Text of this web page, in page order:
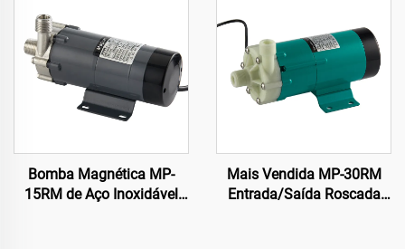
Água Salgada e Química
para Barco
Bomba Magnética MP-
15RM de Aço Inoxidável
Mais Vendida MP-30RM
Entrada/Saída Roscada